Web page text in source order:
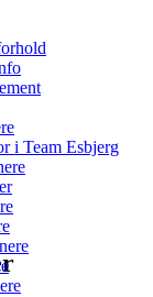
i Team Esbjerg